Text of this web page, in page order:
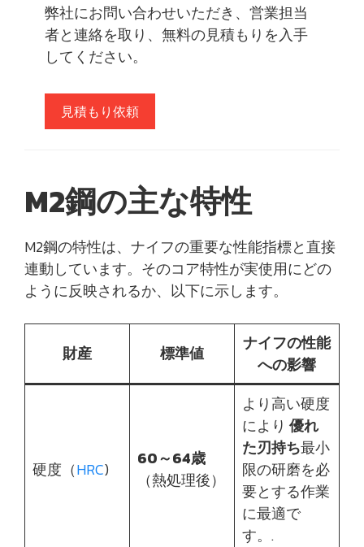
弊社にお問い合わせいただき、営業担当
者と連絡を取り、無料の見積もりを入手
してください。
見積もり依頼
M2鋼の主な特性
M2鋼の特性は、ナイフの重要な性能指標と直接
連動しています。そのコア特性が実使用にどの
ように反映されるか、以下に示します。
財産 標準値
ナイフの性能
への影響
硬度（HRC)
60～64歳
（熱処理後）
より高い硬度
により 優れ
た刃持ち最小
限の研磨を必
要とする作業
に最適で
す。.